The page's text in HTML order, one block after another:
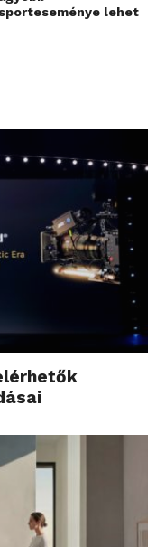
lehet